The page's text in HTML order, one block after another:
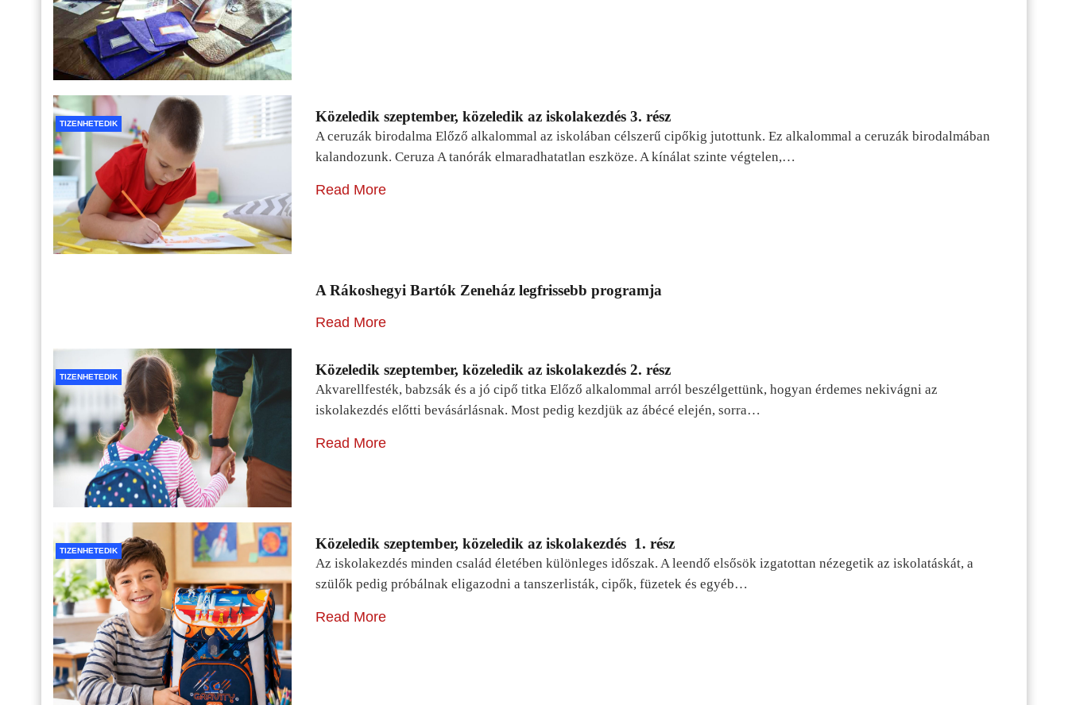
TIZENHETEDIK Közeledik szeptember, közeledik az iskolakezdés 3. rész
A ceruzák birodalma Előző alkalommal az iskolában célszerű cipőkig jutottunk. Ez alkalommal a ceruzák birodalmában
kalandozunk. Ceruza A tanórák elmaradhatatlan eszköze. A kínálat szinte végtelen,…
Read More
A Rákoshegyi Bartók Zeneház legfrissebb programja
Read More
TIZENHETEDIK Közeledik szeptember, közeledik az iskolakezdés 2. rész
Akvarellfesték, babzsák és a jó cipő titka Előző alkalommal arról beszélgettünk, hogyan érdemes nekivágni az
iskolakezdés előtti bevásárlásnak. Most pedig kezdjük az ábécé elején, sorra…
Read More
TIZENHETEDIK Közeledik szeptember, közeledik az iskolakezdés 1. rész
Az iskolakezdés minden család életében különleges időszak. A leendő elsősök izgatottan nézegetik az iskolatáskát, a
szülők pedig próbálnak eligazodni a tanszerlisták, cipők, füzetek és egyéb…
Read More